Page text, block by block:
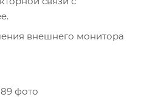
внешнего монитора
фото